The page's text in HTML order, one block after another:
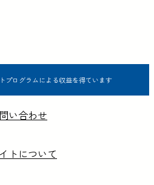
プログラムによる収益を得ています
い合わせ
トについて